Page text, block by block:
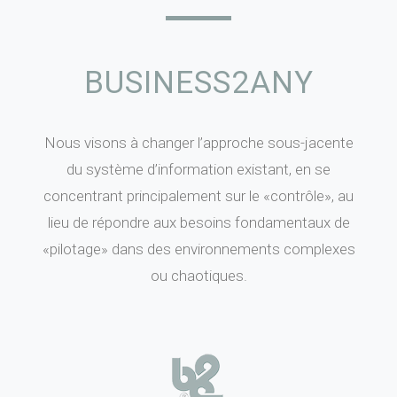
BUSINESS2ANY
Nous visons à changer l’approche sous-jacente
du système d’information existant, en se
concentrant principalement sur le «contrôle», au
lieu de répondre aux besoins fondamentaux de
«pilotage» dans des environnements complexes
ou chaotiques.